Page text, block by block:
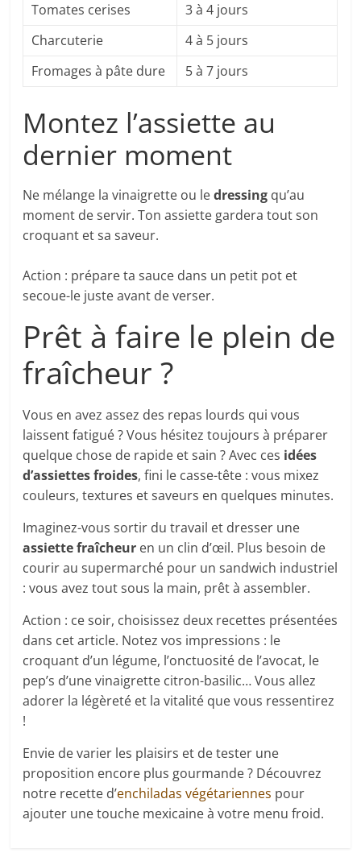
Tomates cerises
3 à 4 jours
Charcuterie
4 à 5 jours
Fromages à pâte dure
5 à 7 jours
Montez l’assiette au
dernier moment
Ne mélange la vinaigrette ou ledressing qu’au
moment de servir. Ton assiette gardera tout son
croquant et sa saveur.
Action : prépare ta sauce dans un petit pot et
secoue-le juste avant de verser.
Prêt à faire le plein de
fraîcheur ?
Vous en avez assez des repas lourds qui vous
laissent fatigué ? Vous hésitez toujours à préparer
quelque chose de rapide et sain ? Avec ces idées
d’assiettes froides, fini le casse-tête : vous mixez
couleurs, textures et saveurs en quelques minutes.
Imaginez-vous sortir du travail et dresser une
assiette fraîcheur en un clin d’œil. Plus besoin de
courir au supermarché pour un sandwich industriel
: vous avez tout sous la main, prêt à assembler.
Action : ce soir, choisissez deux recettes présentées
dans cet article. Notez vos impressions : le
croquant d’un légume, l’onctuosité de l’avocat, le
pep’s d’une vinaigrette citron-basilic… Vous allez
adorer la légèreté et la vitalité que vous ressentirez
!
Envie de varier les plaisirs et de tester une
proposition encore plus gourmande ? Découvrez
notre recette d’enchiladas végétariennes pour
ajouter une touche mexicaine à votre menu froid.